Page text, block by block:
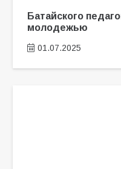
Батайского
молодежью
01.07.2025